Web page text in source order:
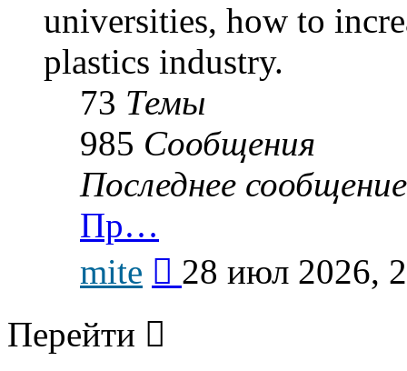
universities, how to
plastics industry.
73 Темы
985 Сообщения
Последнее сообщение
Пр…
mite
последнему
28 июл 2026,
Перейти